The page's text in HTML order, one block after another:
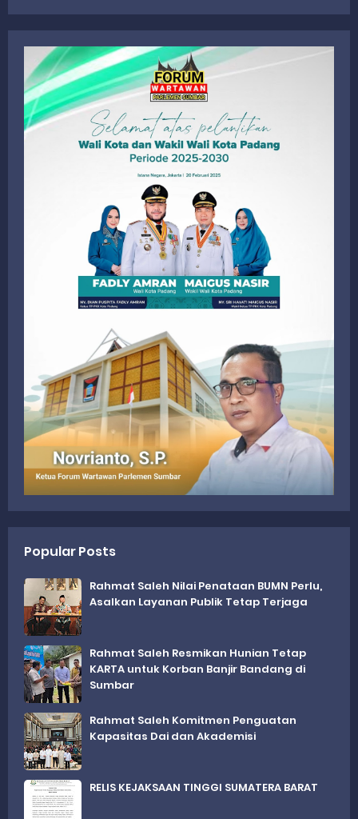
Popular Posts
Rahmat Saleh Nilai Penataan BUMN Perlu,
Asalkan Layanan Publik Tetap Terjaga
Rahmat Saleh Resmikan Hunian Tetap
KARTA untuk Korban Banjir Bandang di
Sumbar
Rahmat Saleh Komitmen Penguatan
Kapasitas Dai dan Akademisi
RELIS KEJAKSAAN TINGGI SUMATERA BARAT